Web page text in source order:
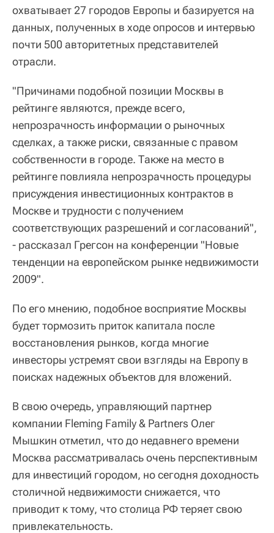
охватывает 27 городов Европы и базируется на
данных, полученных в ходе опросов и интервью
почти 500 авторитетных представителей
отрасли.
"Причинами подобной позиции Москвы в
рейтинге являются, прежде всего,
непрозрачность информации о рыночных
сделках, а также риски, связанные с правом
собственности в городе. Также на место в
рейтинге повлияла непрозрачность процедуры
присуждения инвестиционных контрактов в
Москве и трудности с получением
соответствующих разрешений и согласований",
- рассказал Грегсон на конференции "Новые
тенденции на европейском рынке недвижимости
2009".
По его мнению, подобное восприятие Москвы
будет тормозить приток капитала после
восстановления рынков, когда многие
инвесторы устремят свои взгляды на Европу в
поисках надежных объектов для вложений.
В свою очередь, управляющий партнер
компании Fleming Family & Partners Олег
Мышкин отметил, что до недавнего времени
Москва рассматривалась очень перспективным
для инвестиций городом, но сегодня доходность
столичной недвижимости снижается, что
приводит к тому, что столица РФ теряет свою
привлекательность.